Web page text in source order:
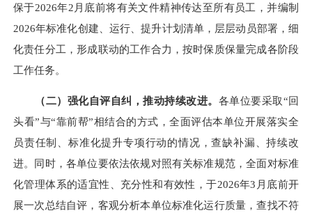
保于2026年2月底前将有关文件精神传达至所有员工，并编制
2026年标准化创建、运行、提升计划清单，层层动员部署，细
化责任分工，形成联动的工作合力，按时保质保量完成各阶段
工作任务。
（二）强化自评自纠，推动持续改进。 各单位要采取“回
头看”与“靠前帮”相结合的方式，全面评估本单位开展落实全
员责任制、标准化提升专项行动的情况，查缺补漏、持续改
进。同时，各单位要依法依规对照有关标准规范，全面对标准
化管理体系的适宜性、充分性和有效性，于2026年3月底前开
展一次总结自评，客观分析本单位标准化运行质量，查找不符